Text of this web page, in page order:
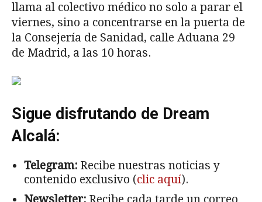
llama al colectivo médico no solo a parar el
viernes, sino a concentrarse en la puerta de
la Consejería de Sanidad, calle Aduana 29
de Madrid, a las 10 horas.
Sigue disfrutando de Dream
Alcalá:
Telegram: Recibe nuestras noticias y
contenido exclusivo (clic aquí).